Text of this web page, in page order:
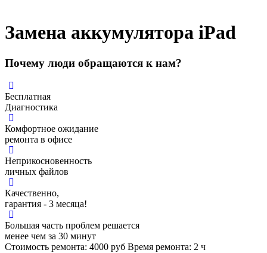
Замена аккумулятора iPad
Почему люди обращаются к нам?
Бесплатная
Диагностика
Комфортное ожидание
ремонта в офисе
Неприкосновенность
личных файлов
Качественно,
гарантия - 3 месяца!
Большая часть проблем решается
менее чем за 30 минут
Стоимость ремонта: 4000 руб Время ремонта: 2 ч